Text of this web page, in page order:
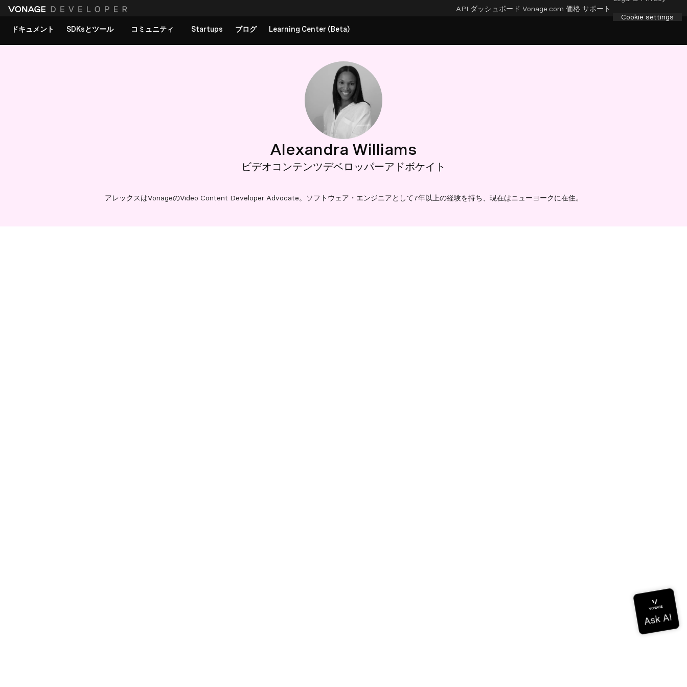
API ダッシュボード Vonage.com 価格 サポート
Cookie settings
ドキュメント
SDKsとツール コミュニティ Startups ブログ Learning Center (Beta)
Alexandra Williams
ビデオコンテンツデベロッパーアドボケイト
アレックスはVonageのVideo Content Developer Advocate。ソフトウェア・エンジニアとして7年以上の経験を持ち、現在はニューヨークに在住。